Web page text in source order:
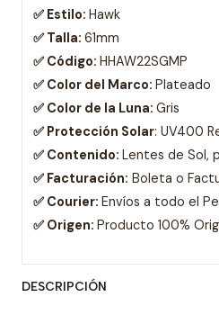
✅ Estilo: Hawk
✅ Talla: 61mm
✅ Código: HHAW22SGMP
✅ Color del Marco: Plateado
✅ Color de la Luna: Gris
✅ Protección Solar: UV400
✅ Contenido: Lentes de Sol,
✅ Facturación: Boleta o
✅ Courier: Envíos a todo el
✅ Origen: Producto 100%
DESCRIPCIÓN